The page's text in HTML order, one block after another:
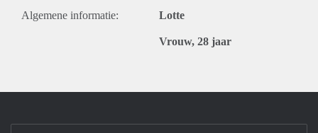
Algemene informatie: Lotte
Vrouw, 28 jaar